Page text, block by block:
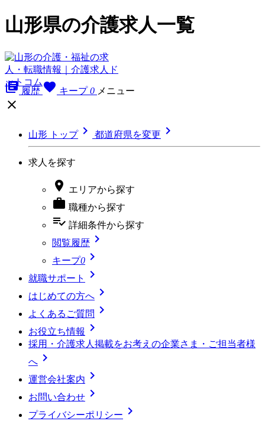
山形県の介護求人一覧
library_books 履歴 favorite キープ 0 メニュー

山形 トップ 都道府県を変更 
求人を探す
 エリアから探す
 職種から探す
playlist_add_check 詳細条件から探す
閲覧履歴 
キープ0 
就職サポート 
はじめての方へ 
よくあるご質問 
お役立ち情報 
採用・介護求人掲載をお考えの企業さま・ご担当者様
へ 
運営会社案内 
お問い合わせ 
プライバシーポリシー 